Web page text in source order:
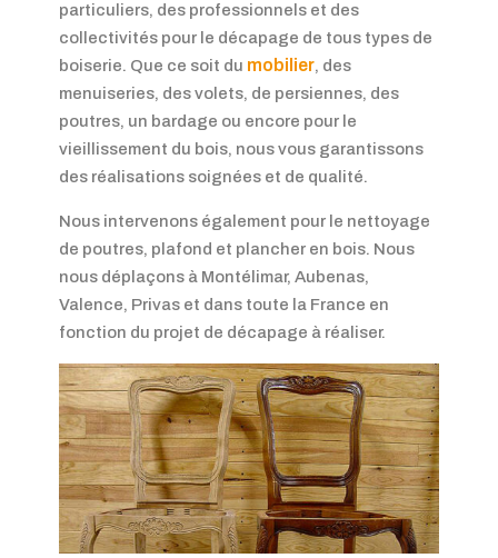
particuliers, des professionnels et des
collectivités pour le décapage de tous types de
boiserie. Que ce soit du mobilier, des
menuiseries, des volets, de persiennes, des
poutres, un bardage ou encore pour le
vieillissement du bois, nous vous garantissons
des réalisations soignées et de qualité.
Nous intervenons également pour le nettoyage
de poutres, plafond et plancher en bois. Nous
nous déplaçons à Montélimar, Aubenas,
Valence, Privas et dans toute la France en
fonction du projet de décapage à réaliser.